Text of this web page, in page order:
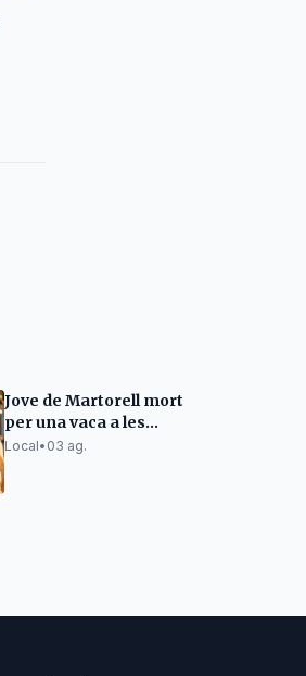
Jove de Martorell mort
per una vaca a les
festes de Tírig
Local• 03 ag.